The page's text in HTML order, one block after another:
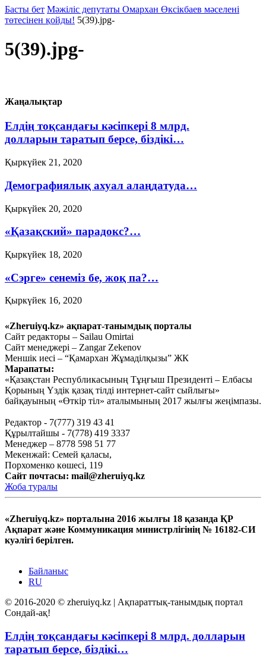
Басты бет Мәжіліс депутаты Омархан Өксікбаев мәселені
төтесінен қойды! 5(39).jpg-
5(39).jpg-
Жаңалықтар
Елдің тоқсандағы кәсіпкері 8 млрд.
долларын таратып берсе, біздікі…
Қыркүйек 21, 2020
Демографиялық ахуал алаңдатуда…
Қыркүйек 20, 2020
«Қазақский» парадокс?…
Қыркүйек 18, 2020
«Сэрге» сенеміз бе, жоқ па?…
Қыркүйек 16, 2020
Ауыл шаруашылығын
дамытпай, бәсекеге қабілетті
экономика құру мүмкін емес
Қыркүйек 15, 2020
Тағы оқу
«Zheruiyq.kz» ақпарат-танымдық порталы
Сайт редакторы – Sailau Omirtai
Сайт менеджері – Zangar Zekenov
Меншік иесі – “Қамархан Жұмаділқызы” ЖК
Марапаты:
«Қазақстан Республикасының Тұңғыш Президенті – Елбасы
Қорының Үздік қазақ тілді интернет-сайт сыйлығы»
байқауының «Өткір тіл» аталымының 2017 жылғы жеңімпазы.
Редактор - 7(777) 319 43 41
Құрылтайшы - 7(778) 419 3337
Менеджер – 8778 598 51 77
Мекенжай: Семей қаласы,
Порхоменко көшесі, 119
Сайт почтасы: mail@zheruiyq.kz
Жоба туралы
«Zheruiyq.kz» порталына 2016 жылғы 18 қазанда ҚР
Ақпарат және Коммуникация министрлігінің № 16182-СИ
куәлігі берілген.
Байланыс
RU
© 2016-2020 © zheruiyq.kz | Ақпараттық-танымдық портал
Сондай-ақ!
Елдің тоқсандағы кәсіпкері 8 млрд. долларын
таратып берсе, біздікі…